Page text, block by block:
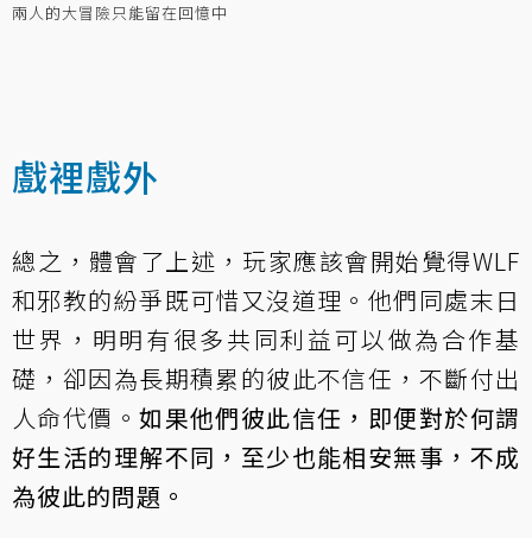
兩人的大冒險只能留在回憶中
戲裡戲外
總之，體會了上述，玩家應該會開始覺得WLF
和邪教的紛爭既可惜又沒道理。他們同處末日
世界，明明有很多共同利益可以做為合作基
礎，卻因為長期積累的彼此不信任，不斷付出
人命代價。如果他們彼此信任，即便對於何謂
好生活的理解不同，至少也能相安無事，不成
為彼此的問題。